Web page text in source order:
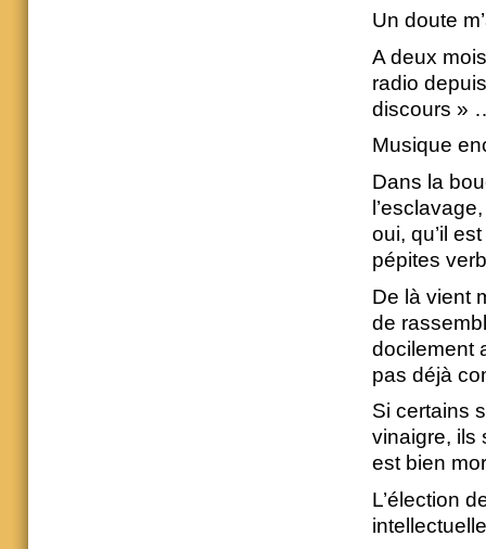
Un doute
A deux
radio
discours »
Musique
Dans la
oui, qu’il
pépites
De là vient
de
docilement
pas déjà
Si certains
vinaigre, ils
est bien
L’élection